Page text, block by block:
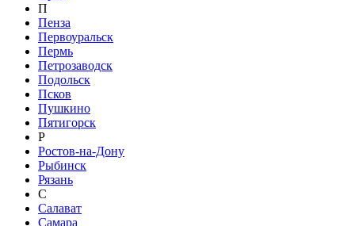
П
Пенза
Первоуральск
Пермь
Петрозаводск
Подольск
Псков
Пушкино
Пятигорск
Р
Ростов-на-Дону
Рыбинск
Рязань
С
Салават
Самара